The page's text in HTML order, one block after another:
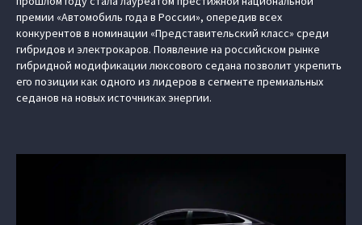
премии «Автомобиль года в России», опередив всех
конкурентов в номинации «Представительский класс» среди
гибридов и электрокаров. Появление на российском рынке
гибридной модификации люксового седана позволит укрепить
его позиции как одного из лидеров в сегменте премиальных
седанов на новых источниках энергии.